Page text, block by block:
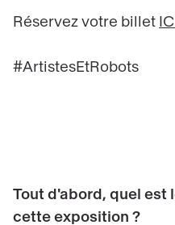
Réservez votre billet ICI
#ArtistesEtRobots
Tout d'abord, quel est
cette exposition ?